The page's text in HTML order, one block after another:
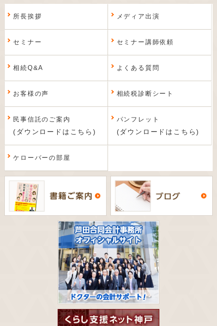
所長挨拶 メディア出演
セミナー セミナー講師依頼
相続Q&A よくある質問
お客様の声 相続税診断シート
民事信託のご案内
(ダウンロードはこちら)
パンフレット
(ダウンロードはこちら)
ケローバーの部屋